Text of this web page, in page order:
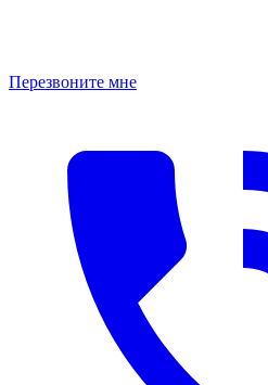
Перезвоните мне